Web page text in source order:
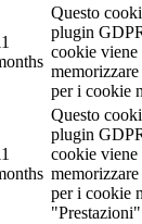
Questo
plugin
cookie
per i cookie
Questo
plugin
cookie
per i cookie